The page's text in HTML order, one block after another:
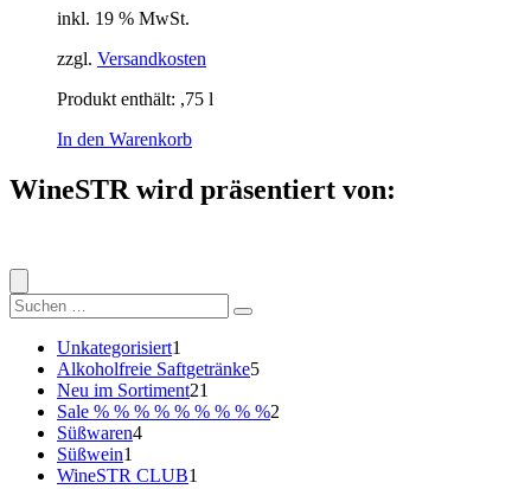
inkl. 19 % MwSt.
zzgl. Versandkosten
Produkt enthält: ,75 l
In den Warenkorb
WineSTR wird präsentiert von:
Suche
nach:
Unkategorisiert1
Produkt
Alkoholfreie Saftgetränke55
Neu im Sortiment21
Produkte
Sale % % % % % % % % %2
Süßwaren44
Süßwein1
Produkt
WineSTR CLUB1